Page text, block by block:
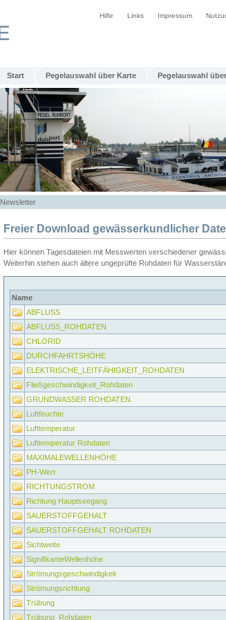
Hilfe Links Impressum
Start Pegelauswahl über Karte Pegelauswahl
Newsletter
Freier Download gewässerkundlicher
Hier können Tagesdateien mit Messwerten verschiedener
Weiterhin stehen auch ältere ungeprüfte Rohdaten für
Name
ABFLUSS
ABFLUSS_ROHDATEN
CHLORID
DURCHFAHRTSHÖHE
ELEKTRISCHE_LEITFÄHIGKEIT_ROHDATEN
Fließgeschwindigkeit_Rohdaten
GRUNDWASSER ROHDATEN
Luftfeuchte
Lufttemperatur
Lufttemperatur Rohdaten
MAXIMALEWELLENHÖHE
PH-Wert
RICHTUNGSTROM
Richtung Hauptseegang
SAUERSTOFFGEHALT
SAUERSTOFFGEHALT ROHDATEN
Sichtweite
SignifikanteWellenhöhe
Strömungsgeschwindigkeit
Strömungsrichtung
Trübung
Trübung_Rohdaten